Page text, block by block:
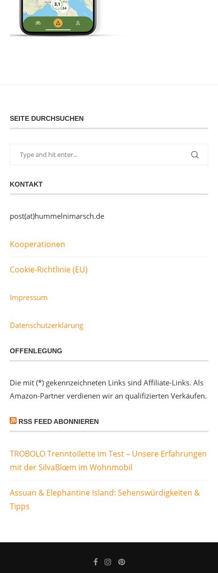
SEITE DURCHSUCHEN
KONTAKT
post(at)hummelnimarsch.de
Kooperationen
Cookie-Richtlinie (EU)
Impressum
Datenschutzerklärung
OFFENLEGUNG
Die mit (*) gekennzeichneten Links sind Affiliate-Links. Als
Amazon-Partner verdienen wir an qualifizierten Verkäufen.
RSS FEED ABONNIEREN
TROBOLO Trenntoilette im Test – Unsere Erfahrungen
mit der SilvaBlœm im Wohnmobil
Assuan & Elephantine Island: Sehenswürdigkeiten &
Tipps